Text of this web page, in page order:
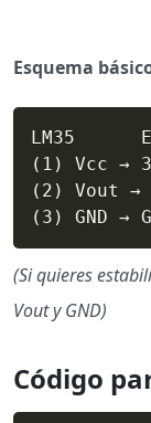
Esquema
LM35
(1) Vcc →
(2) Vout →
(Si quieres
Vout y GND)
Código